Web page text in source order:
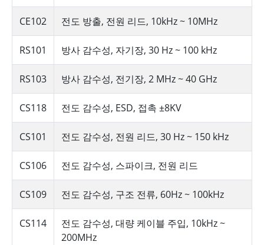
CE102 전도 방출, 전원 리드, 10kHz ~ 10MHz
RS101 방사 감수성, 자기장, 30 Hz ~ 100 kHz
RS103 방사 감수성, 전기장, 2 MHz ~ 40 GHz
CS118 전도 감수성, ESD, 접촉 ±8KV
CS101 전도 감수성, 전원 리드, 30 Hz ~ 150 kHz
CS106 전도 감수성, 스파이크, 전원 리드
CS109 전도 감수성, 구조 전류, 60Hz ~ 100kHz
CS114
전도 감수성, 대량 케이블 주입, 10kHz ~
200MHz